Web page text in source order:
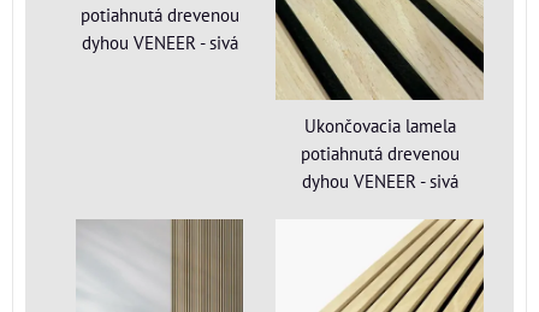
potiahnutá drevenou
dyhou VENEER - sivá
Ukončovacia lamela
potiahnutá drevenou
dyhou VENEER - sivá